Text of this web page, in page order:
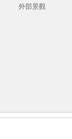
外部景觀